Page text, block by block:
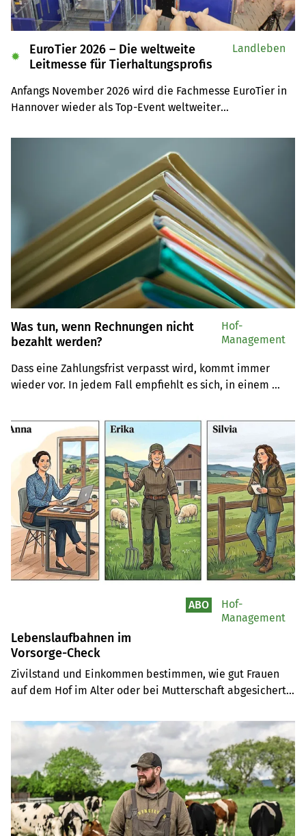
EuroTier 2026 – Die weltweite
Leitmesse für Tierhaltungsprofis
Anfangs November 2026 wird die Fachmesse EuroTier in
Hannover wieder als Top-Event weltweiter
Leserreise sind Sie selber mit dabei.
✹
Landleben
Was tun, wenn Rechnungen nicht
bezahlt werden?
Dass eine Zahlungsfrist verpasst wird, kommt immer
wieder vor. In jedem Fall empfiehlt es sich, in einem
erfolgreich verläuft, erklärt Michael Riboni, Leiter von
Agriexpert, wie es weiter geht.
Hof-
Management
Lebenslaufbahnen im
Vorsorge-Check
Zivilstand und Einkommen bestimmen, wie gut Frauen
auf dem Hof im Alter oder bei Mutterschaft abgesichert
Beispielen Deckungslücken auf.
ABO
Hof-
Management